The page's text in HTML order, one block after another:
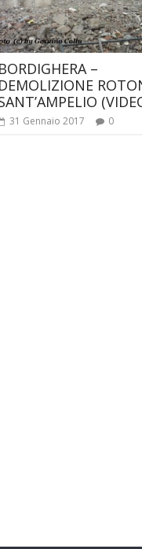
BORDIGHERA –
DEMOLIZIONE
31 Gennaio 2017 0